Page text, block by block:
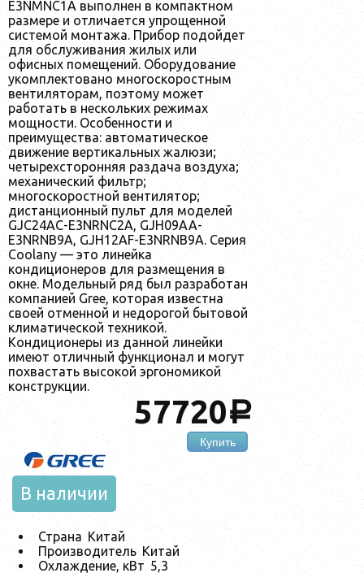
E3NMNC1A выполнен в компактном
размере и отличается упрощенной
системой монтажа. Прибор подойдет
для обслуживания жилых или
офисных помещений. Оборудование
укомплектовано многоскоростным
вентиляторам, поэтому может
работать в нескольких режимах
мощности. Особенности и
преимущества: автоматическое
движение вертикальных жалюзи;
четырехсторонняя раздача воздуха;
механический фильтр;
многоскоростной вентилятор;
дистанционный пульт для моделей
GJC24AC-E3NRNC2A, GJH09AA-
E3NRNB9A, GJH12AF-E3NRNB9A. Серия
Coolany — это линейка
кондиционеров для размещения в
окне. Модельный ряд был разработан
компанией Gree, которая известна
своей отменной и недорогой бытовой
климатической техникой.
Кондиционеры из данной линейки
имеют отличный функционал и могут
похвастать высокой эргономикой
конструкции.
57720a
Купить
В наличии
Страна Китай
Производитель Китай
Охлаждение, кВт 5,3